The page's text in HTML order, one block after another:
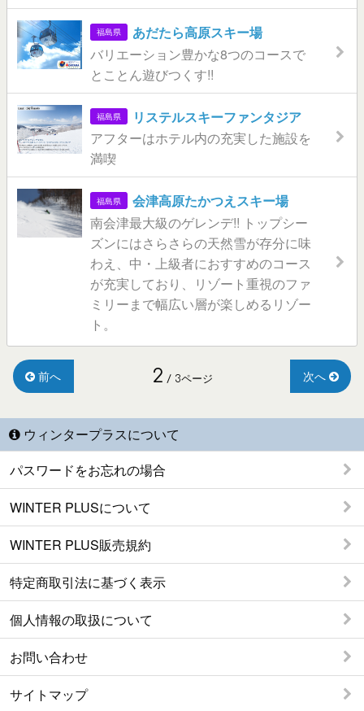
福島県
あだたら高原スキー場
バリエーション豊かな8つのコースで
とことん遊びつくす!!
福島県
リステルスキーファンタジア
アフターはホテル内の充実した施設を
満喫
福島県
会津高原たかつえスキー場
南会津最大級のゲレンデ!! トップシー
ズンにはさらさらの天然雪が存分に味
わえ、中・上級者におすすめのコース
が充実しており、リゾート重視のファ
ミリーまで幅広い層が楽しめるリゾー
ト。
前へ 2 / 3ページ 次へ
ウィンタープラスについて
パスワードをお忘れの場合
WINTER PLUSについて
WINTER PLUS販売規約
特定商取引法に基づく表示
個人情報の取扱について
お問い合わせ
サイトマップ